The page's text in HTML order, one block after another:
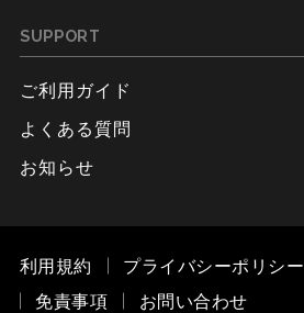
SUPPORT
ご利用ガイド
よくある質問
お知らせ
利用規約
プライバシーポリシー
免責事項
お問い合わせ